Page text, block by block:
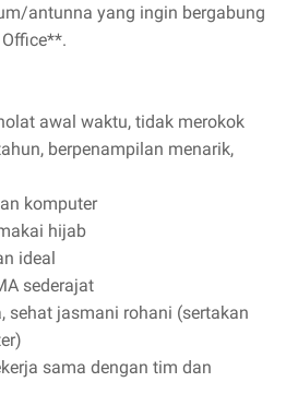
antunna yang ingin bergabung
awal waktu, tidak merokok
berpenampilan menarik,
komputer
hijab
ideal
sederajat
sehat jasmani rohani (sertakan
sama dengan tim dan